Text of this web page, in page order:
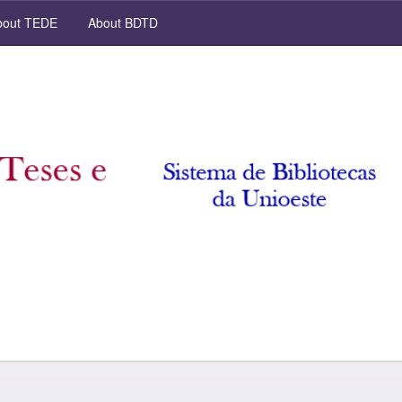
TEDE About BDTD